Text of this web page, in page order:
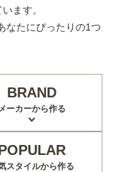
ます。
なたにぴったりの1つ
BRAND
ーカーから作る
スタイルから作る